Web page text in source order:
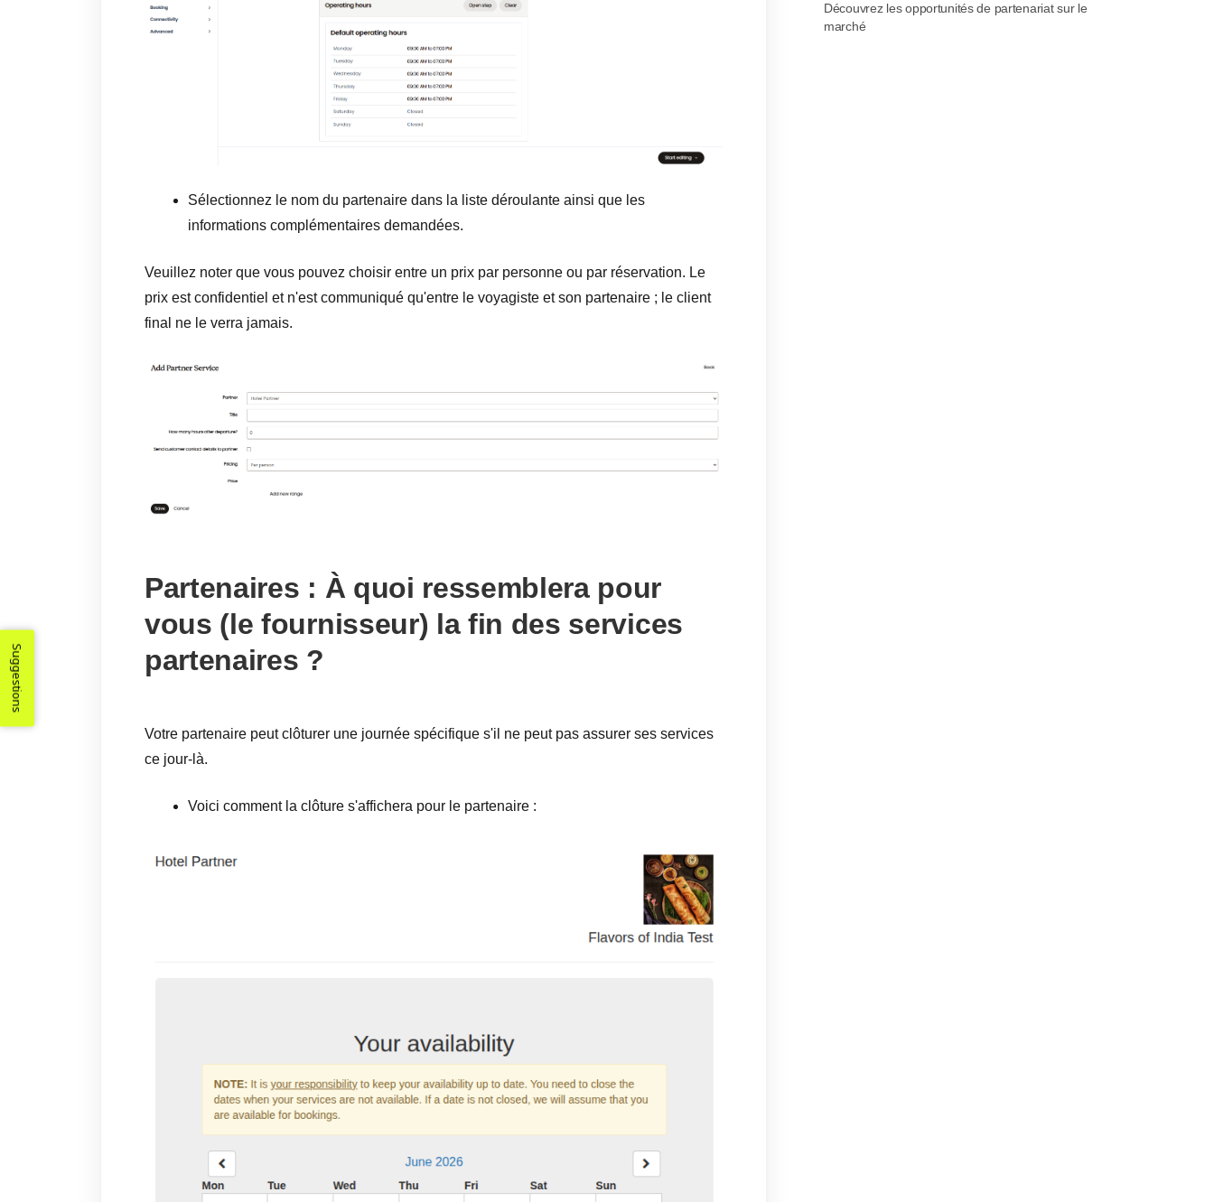
Sélectionnez le nom du partenaire dans la liste déroulante ainsi que les
informations complémentaires demandées.
Veuillez noter que vous pouvez choisir entre un prix par personne ou par réservation. Le
prix est confidentiel et n'est communiqué qu'entre le voyagiste et son partenaire ; le client
final ne le verra jamais.
Partenaires : À quoi ressemblera pour
vous (le fournisseur) la fin des services
partenaires ?
Votre partenaire peut clôturer une journée spécifique s'il ne peut pas assurer ses services
ce jour-là.
Voici comment la clôture s'affichera pour le partenaire :
Découvrez les opportunités de partenariat sur le
marché
Suggestions